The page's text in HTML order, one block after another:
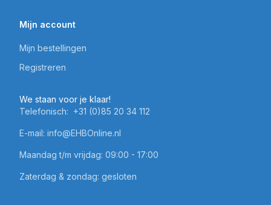
Mijn account
Mijn bestellingen
Registreren
We staan voor je klaar!
Telefonisch: +31 (0)85 20 34 112
E-mail: info@EHBOnline.nl
Maandag t/m vrijdag: 09:00 - 17:00
Zaterdag & zondag: gesloten